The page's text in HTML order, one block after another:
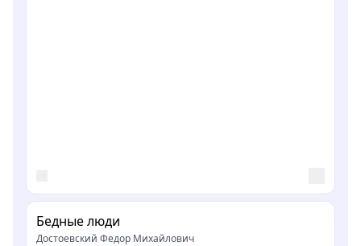
Бедные люди
Достоевский Федор Михайлович